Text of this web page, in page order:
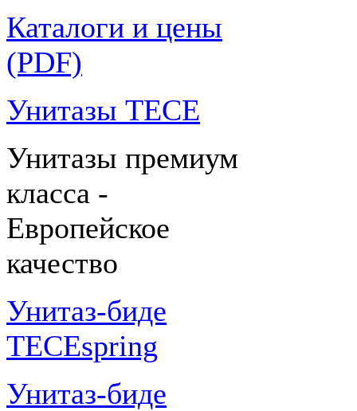
Каталоги и цены
(PDF)
Унитазы TECE
Унитазы премиум
класса -
Европейское
качество
Унитаз-биде
TECEspring
Унитаз-биде